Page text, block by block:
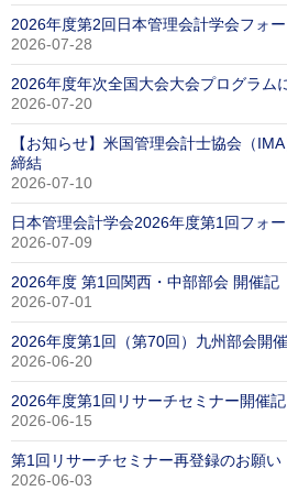
2026年度第2回日本管理会計学会フォ
2026-07-28
2026年度年次全国大会大会プログラム
2026-07-20
【お知らせ】米国管理会計士協会（
締結
2026-07-10
日本管理会計学会2026年度第1回フォ
2026-07-09
2026年度 第1回関西・中部部会 開催記
2026-07-01
2026年度第1回（第70回）九州部会開
2026-06-20
2026年度第1回リサーチセミナー開催記
2026-06-15
第1回リサーチセミナー再登録のお願い
2026-06-03